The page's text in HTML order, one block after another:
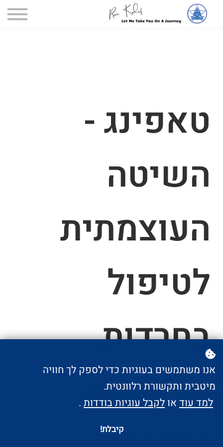
דף הקורסים
טאפינג -
השיטה
העוצמתית
לטיפול
בחרדות,
טראומות
אנו משתמשים בעוגיות כדי לספק לך חוויה
מיטבית ותקשורת רלוונטית.
למד עוד או לקבל עוגיות בודדות .
קיבלת!